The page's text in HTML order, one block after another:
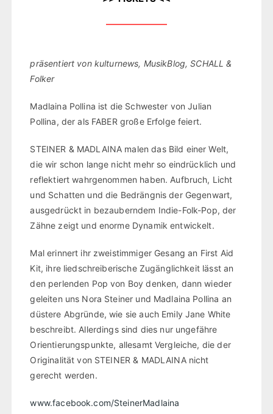
präsentiert von kulturnews, MusikBlog, SCHALL &
Folker
Madlaina Pollina ist die Schwester von Julian
Pollina, der als FABER große Erfolge feiert.
STEINER & MADLAINA malen das Bild einer Welt,
die wir schon lange nicht mehr so eindrücklich und
reflektiert wahrgenommen haben. Aufbruch, Licht
und Schatten und die Bedrängnis der Gegenwart,
ausgedrückt in bezauberndem Indie-Folk-Pop, der
Zähne zeigt und enorme Dynamik entwickelt.
Mal erinnert ihr zweistimmiger Gesang an First Aid
Kit, ihre liedschreiberische Zugänglichkeit lässt an
den perlenden Pop von Boy denken, dann wieder
geleiten uns Nora Steiner und Madlaina Pollina an
düstere Abgründe, wie sie auch Emily Jane White
beschreibt. Allerdings sind dies nur ungefähre
Orientierungspunkte, allesamt Vergleiche, die der
Originalität von STEINER & MADLAINA nicht
gerecht werden.
www.facebook.com/SteinerMadlaina